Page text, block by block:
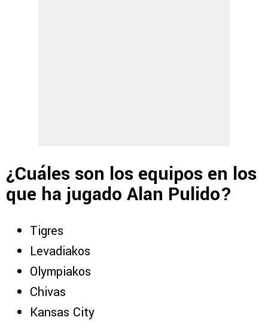
¿Cuáles son los equipos en los
que ha jugado Alan Pulido?
Tigres
Levadiakos
Olympiakos
Chivas
Kansas City